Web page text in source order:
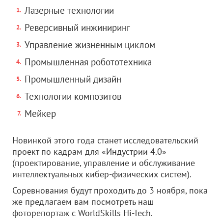
Лазерные технологии
Реверсивный инжиниринг
Управление жизненным циклом
Промышленная робототехника
Промышленный дизайн
Технологии композитов
Мейкер
Новинкой этого года станет исследовательский
проект по кадрам для «Индустрии 4.0»
(проектирование, управление и обслуживание
интеллектуальных кибер-физических систем).
Соревнования будут проходить до 3 ноября, пока
же предлагаем вам посмотреть наш
фоторепортаж с WorldSkills Hi-Tech.